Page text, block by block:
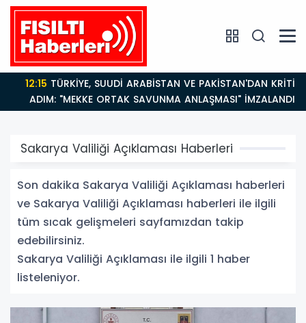
12:15TÜRKİYE, SUUDİ ARABİSTAN VE PAKİSTAN'DAN KRİTİK
ADIM: "MEKKE ORTAK SAVUNMA ANLAŞMASI" İMZALANDI!
Sakarya Valiliği Açıklaması Haberleri
Son dakika Sakarya Valiliği Açıklaması haberleri
ve Sakarya Valiliği Açıklaması haberleri ile ilgili
tüm sıcak gelişmeleri sayfamızdan takip
edebilirsiniz.
Sakarya Valiliği Açıklaması ile ilgili 1 haber
listeleniyor.